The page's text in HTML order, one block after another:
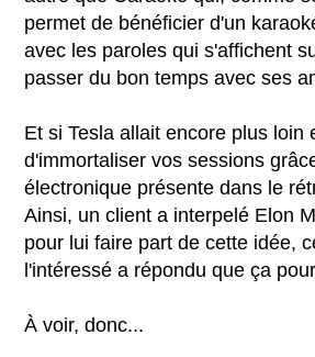
permet de bénéficier d'un
avec les paroles qui s'affichent
passer du bon temps avec ses
Et si Tesla allait encore plus loin
d'immortaliser vos sessions
électronique présente dans le
Ainsi, un client a interpelé Elon
pour lui faire part de cette idée,
l'intéressé a répondu que ça
À voir, donc...